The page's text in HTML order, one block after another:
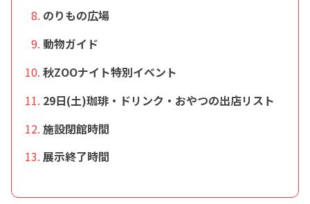
のりもの広場
動物ガイド
秋ZOOナイト特別イベント
29日(土)珈琲・ドリンク・おやつの出店リスト
施設閉館時間
展示終了時間